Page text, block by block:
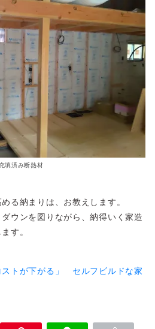
填済み断熱材
る納まりは、お教えします。
ウンを図りながら、納得いく家造
す。
ストが下がる」 セルフビルドな家